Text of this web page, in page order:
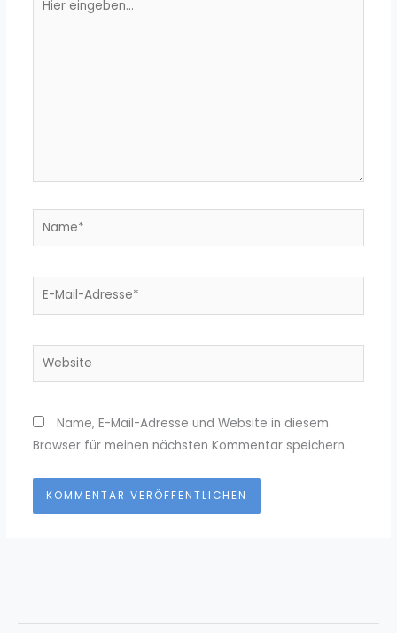
eingeben…
Name*
E-
Website
Name, E-Mail-Adresse und Website in diesem
Browser für meinen nächsten Kommentar speichern.